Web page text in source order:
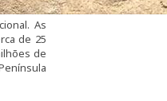
As
de 25
de